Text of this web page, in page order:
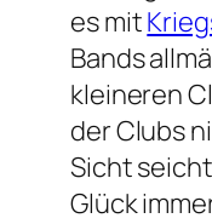
es mit
Bands
kleineren
der Clubs
Sicht
Glück